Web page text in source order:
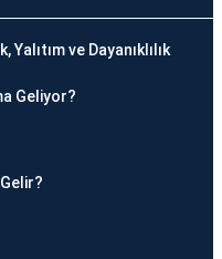
Yalıtım ve Dayanıklılık
Geliyor?